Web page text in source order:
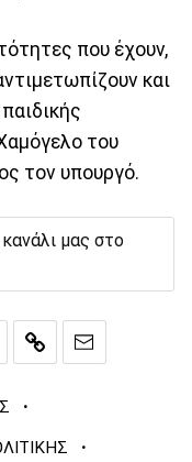
που έχουν,
και
του
τον υπουργό.
μας στο
·
·